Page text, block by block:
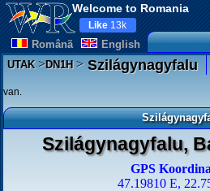
Welcome to Romania
Românã English
Like 13k
UTAK>DN1H>Szilágynagyfalu
van.
Szilágynagyfalu,
GPS
47.19810 E,